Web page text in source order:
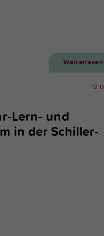
Weiterlesen
Lern- und
in der Schiller-